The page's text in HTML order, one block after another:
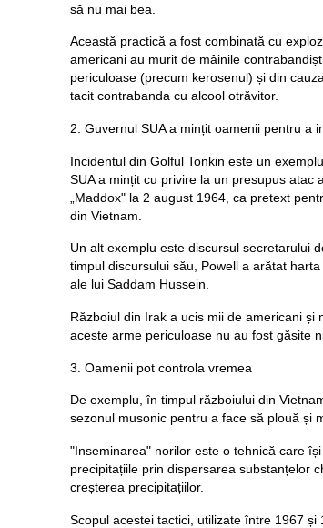
să nu mai bea.
Această practică a fost combinată cu
americani au murit de mâinile
periculoase (precum kerosenul) și din
tacit contrabanda cu alcool otrăvitor.
2. Guvernul SUA a mințit oamenii pentru a
Incidentul din Golful Tonkin este un
SUA a mințit cu privire la un presupus atac
„Maddox" la 2 august 1964, ca pretext
din Vietnam.
Un alt exemplu este discursul secretarului
timpul discursului său, Powell a arătat
ale lui Saddam Hussein.
Războiul din Irak a ucis mii de americani și
aceste arme periculoase nu au fost găsite
3. Oamenii pot controla vremea
De exemplu, în timpul războiului din
sezonul musonic pentru a face să plouă și
"Inseminarea" norilor este o tehnică care
precipitațiile prin dispersarea substanțelor
creșterea precipitațiilor.
Scopul acestei tactici, utilizate între 1967